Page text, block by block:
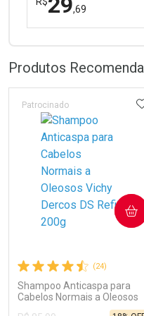
,69
Laboratório
Ativar Desconto
Por Menos
Produtos
(24)
Shampoo Anticaspa para
Cabelos Normais a Oleosos
Vichy Dercos DS Refil 200g
Patrocinado
COMPRAR